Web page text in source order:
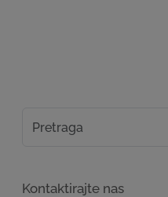
Kontaktirajte nas